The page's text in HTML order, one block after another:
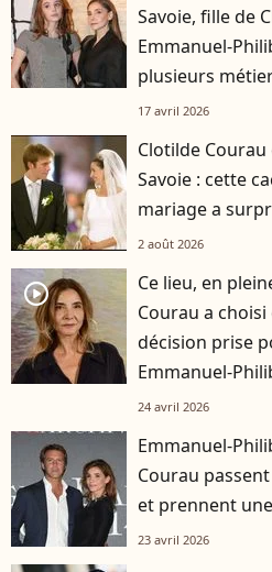
Savoie, fille de
Emmanuel-
plusieurs
17 avril 2026
Clotilde
Savoie : cette
mariage a
2 août 2026
player2
Ce lieu, en
Courau a
décision prise
Emmanuel-
24 avril 2026
Emmanuel-
Courau
et prennent
23 avril 2026